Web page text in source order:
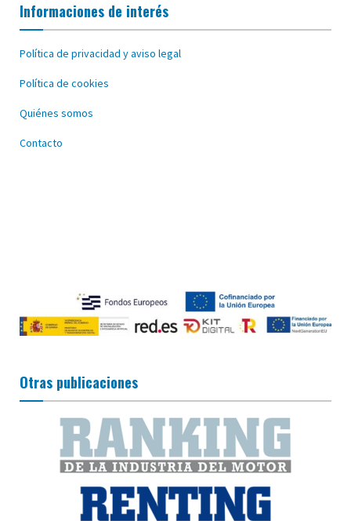
Informaciones de interés
Política de privacidad y aviso legal
Política de cookies
Quiénes somos
Contacto
Otras publicaciones